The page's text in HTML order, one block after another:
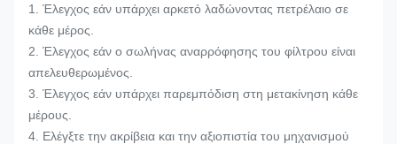
1. Έλεγχος εάν υπάρχει αρκετό λαδώνοντας πετρέλαιο σε
κάθε μέρος.
2. Έλεγχος εάν ο σωλήνας αναρρόφησης του φίλτρου είναι
απελευθερωμένος.
3. Έλεγχος εάν υπάρχει παρεμπόδιση στη μετακίνηση κάθε
μέρους.
4. Ελέγξτε την ακρίβεια και την αξιοπιστία του μηχανισμού